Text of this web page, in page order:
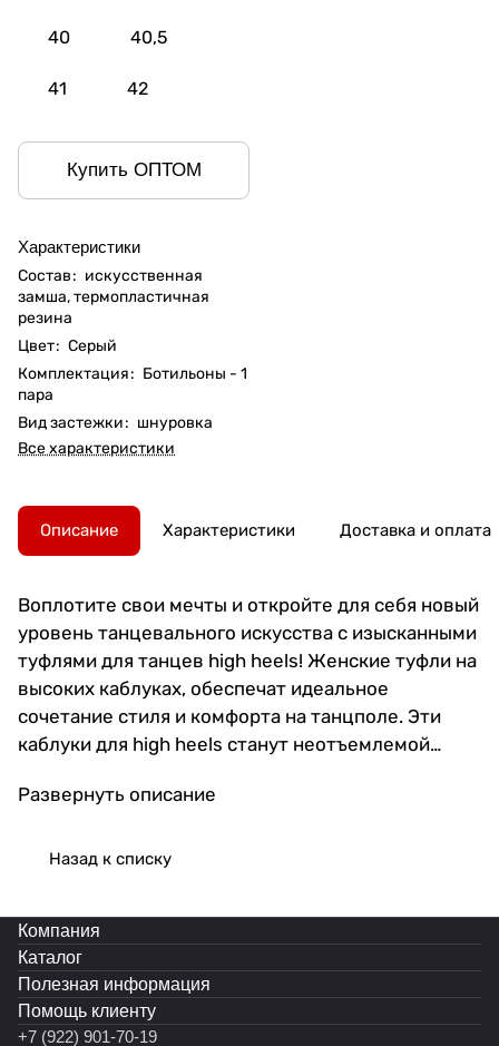
40 40,5
41 42
Купить ОПТОМ
Характеристики
Состав: искусственная
замша, термопластичная
резина
Цвет: Серый
Комплектация: Ботильоны - 1
пара
Вид застежки: шнуровка
Все характеристики
Описание Характеристики Доставка и оплата
Воплотите свои мечты и откройте для себя новый
уровень танцевального искусства с изысканными
туфлями для танцев high heels! Женские туфли на
высоких каблуках, обеспечат идеальное
сочетание стиля и комфорта на танцполе. Эти
каблуки для high heels станут неотъемлемой
чувствовать себя уверенно в каждом движении.
туфли хай хиллс подарят вам непревзойденное
поддержат ваши ноги, позволяя фокусироваться
на исполнении танца. Материалы, используемые
при производстве, проходят строгий отбор и
экологический контроль, гарантируя высокое
Развернуть описание
Назад к списку
Компания
Каталог
Полезная информация
Помощь клиенту
+7 (922) 901-70-19